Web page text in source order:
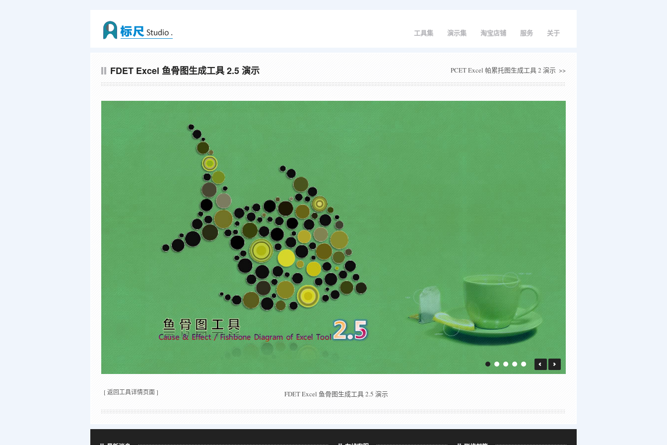
工具集 演示集 淘宝店铺 服务 关于
FDET Excel 鱼骨图生成工具 2.5 演示 PCET Excel 帕累托图生成工具 2 演示 >>
[返回工具详情页面] FDET Excel 鱼骨图生成工具 2.5 演示